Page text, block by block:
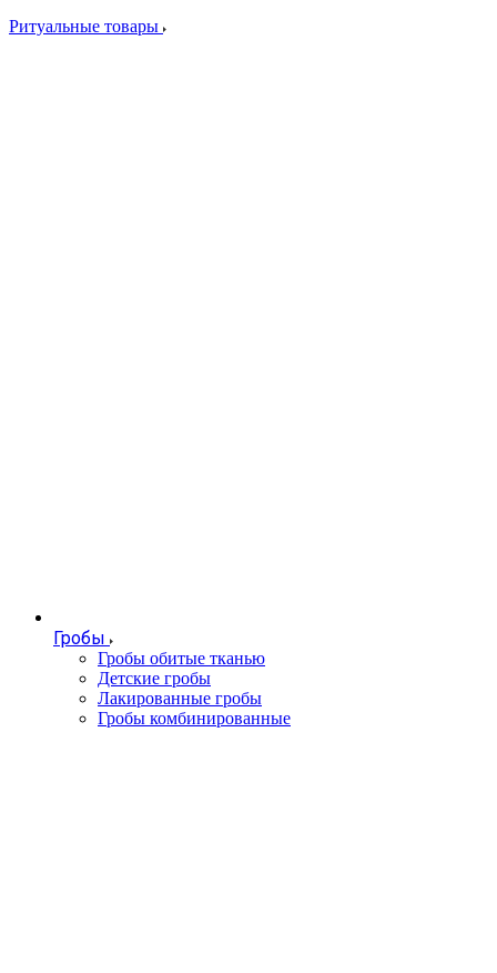
Ритуальные товары
Гробы
Гробы обитые тканью
Детские гробы
Лакированные гробы
Гробы комбинированные